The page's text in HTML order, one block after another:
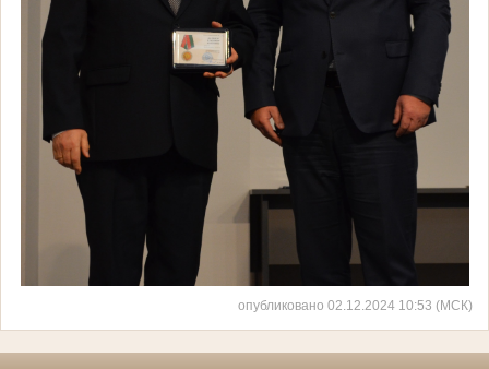
опубликовано 02.12.2024 10:53 (МСК)